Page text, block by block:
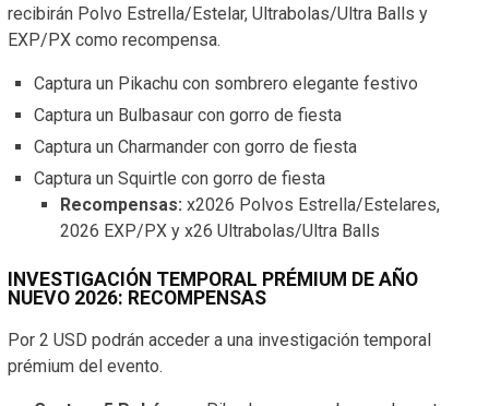
recibirán Polvo Estrella/Estelar, Ultrabolas/Ultra Balls y
EXP/PX como recompensa.
Captura un Pikachu con sombrero elegante festivo
Captura un Bulbasaur con gorro de fiesta
Captura un Charmander con gorro de fiesta
Captura un Squirtle con gorro de fiesta
Recompensas: x2026 Polvos Estrella/Estelares,
2026 EXP/PX y x26 Ultrabolas/Ultra Balls
INVESTIGACIÓN TEMPORAL PRÉMIUM DE AÑO
NUEVO 2026: RECOMPENSAS
Por 2 USD podrán acceder a una investigación temporal
prémium del evento.